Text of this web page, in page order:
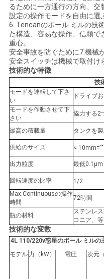
プ
ラ
イ
バ
シ
ー
ポ
リ
シ
ー
るために一方通行の方向、
設定の操作モードを自由に選
6. Tencanのボール ミルの技
た構造、容易な操作、信頼で
重心。
安全事故を防ぐために7.機械
安全スイッチは機械で取付け
技術的な特徴
技
モードを運転して下さ
い
ドライブ
モードを作動させて下
さい
協力する2
最高の積載量 タンクを
供給のサイズ <
出力粒度 最低0.1μm
回転速度の比率
1/2
Max.Continuousの操作
時間
72時間
瓶の材料
ステンレ
コニア、等
技術的な変数
4L 110/220v惑星のボール ミルの
モデル 力（kW） 電圧 次元